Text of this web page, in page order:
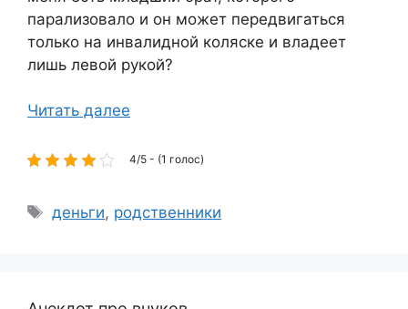
парализовало и он может передвигаться
только на инвалидной коляске и владеет
лишь левой рукой?
Читать далее
4/5 - (1 голос)
Метки
деньги, родственники